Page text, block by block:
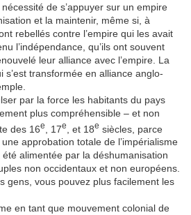
de s’appuyer sur un empire
et la maintenir, même si, à
rebellés contre l’empire qui les avait
l’indépendance, qu’ils ont souvent
leur alliance avec l’empire. La
s’est transformée en alliance anglo-
par la force les habitants du pays
plus compréhensible – et non
des 16e , 17e , et 18e siècles, parce
approbation totale de l’impérialisme
alimentée par la déshumanisation
non occidentaux et non européens.
gens, vous pouvez plus facilement les
en tant que mouvement colonial de